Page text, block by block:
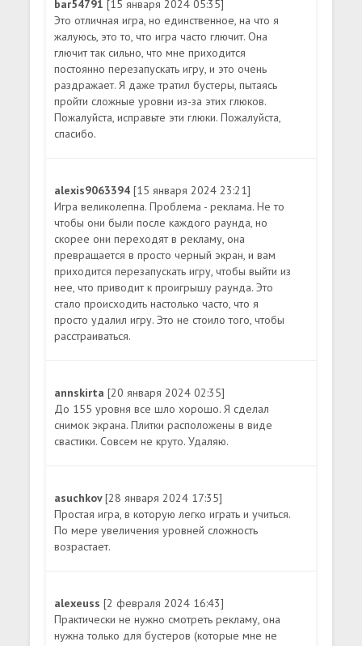
bar54791[15 января 2024 05:35]
Это отличная игра, но единственное, на что я
жалуюсь, это то, что игра часто глючит. Она
глючит так сильно, что мне приходится
постоянно перезапускать игру, и это очень
раздражает. Я даже тратил бустеры, пытаясь
пройти сложные уровни из-за этих глюков.
Пожалуйста, исправьте эти глюки. Пожалуйста,
спасибо.
alexis9063394[15 января 2024 23:21]
Игра великолепна. Проблема - реклама. Не то
чтобы они были после каждого раунда, но
скорее они переходят в рекламу, она
превращается в просто черный экран, и вам
приходится перезапускать игру, чтобы выйти из
нее, что приводит к проигрышу раунда. Это
стало происходить настолько часто, что я
просто удалил игру. Это не стоило того, чтобы
расстраиваться.
annskirta[20 января 2024 02:35]
До 155 уровня все шло хорошо. Я сделал
снимок экрана. Плитки расположены в виде
свастики. Совсем не круто. Удаляю.
asuchkov[28 января 2024 17:35]
Простая игра, в которую легко играть и учиться.
По мере увеличения уровней сложность
возрастает.
alexeuss[2 февраля 2024 16:43]
Практически не нужно смотреть рекламу, она
нужна только для бустеров (которые мне не